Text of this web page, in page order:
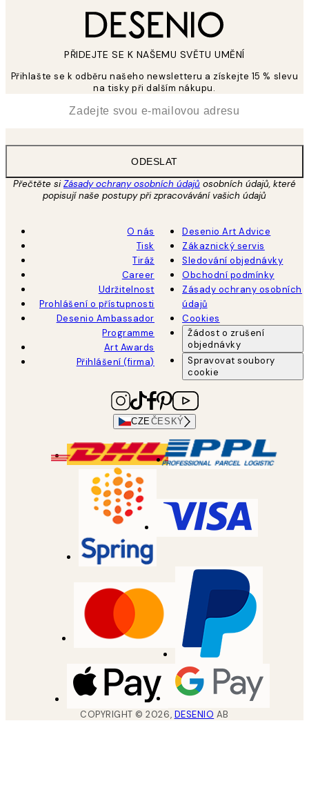
PŘIDEJTE SE K NAŠEMU SVĚTU UMĚNÍ
Přihlašte se k odběru našeho newsletteru a získejte 15 % slevu
na tisky při dalším nákupu.
ODESLAT
Přečtěte siZásady ochrany osobních údajů osobních údajů, které
popisují naše postupy při zpracovávání vašich údajů
O nás
Tisk
Tiráž
Career
Udržitelnost
Prohlášení o přístupnosti
Desenio Ambassador
Programme
Art Awards
Přihlášení (firma)
Desenio Art Advice
Zákaznický servis
Sledování objednávky
Obchodní podmínky
Zásady ochrany osobních
údajů
Cookies
Žádost o zrušení
objednávky
Spravovat soubory
cookie
CZEČESKÝ
COPYRIGHT ©2026, DESENIO AB